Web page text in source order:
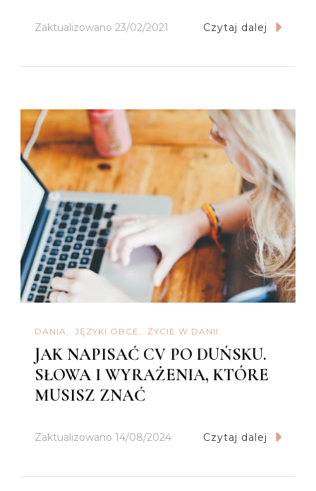
Zaktualizowano 23/02/2021 Czytaj dalej
DANIA JĘZYKI OBCE ŻYCIE W DANII
JAK NAPISAĆ CV PO DUŃSKU.
SŁOWA I WYRAŻENIA, KTÓRE
MUSISZ ZNAĆ
Zaktualizowano 14/08/2024 Czytaj dalej